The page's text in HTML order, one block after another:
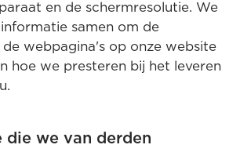
en de schermresolutie. We
samen om de
webpagina's op onze website
hoe we presteren bij het leveren
die we van derden